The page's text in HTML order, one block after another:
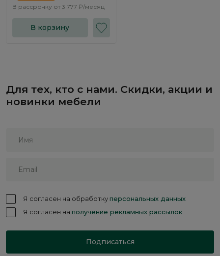
В рассрочку от 3 777 ₽/месяц
В корзину
Для тех, кто с нами. Скидки, акции и
новинки мебели
Я согласен на обработкуперсональных данных
Я согласен на получение рекламных рассылок
Подписаться